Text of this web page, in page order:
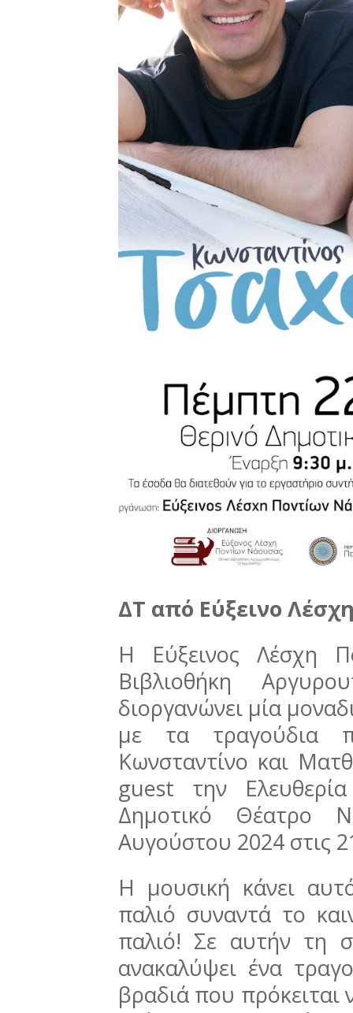
ΔΤ από Εύξεινο
Η Εύξεινος Λέσχη
Βιβλιοθήκη
διοργανώνει μία
με τα τραγούδια
Κωνσταντίνο και
guest την
Δημοτικό Θέατρο
Αυγούστου 2024 στις
Η μουσική κάνει
παλιό συναντά το
παλιό! Σε αυτήν τη
ανακαλύψει ένα
βραδιά που πρόκειται